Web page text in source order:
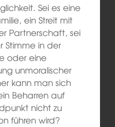
Sei es eine
ein Streit mit
Partnerschaft, sei
Stimme in der
oder eine
unmoralischer
kann man sich
Beharren auf
nicht zu
führen wird?